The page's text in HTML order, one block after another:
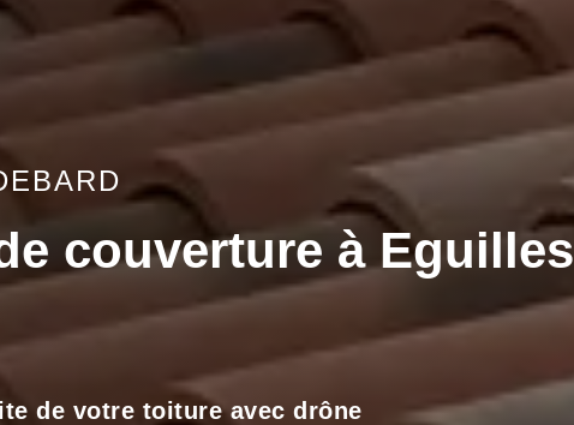
couverture à Eguilles
de votre toiture avec drône